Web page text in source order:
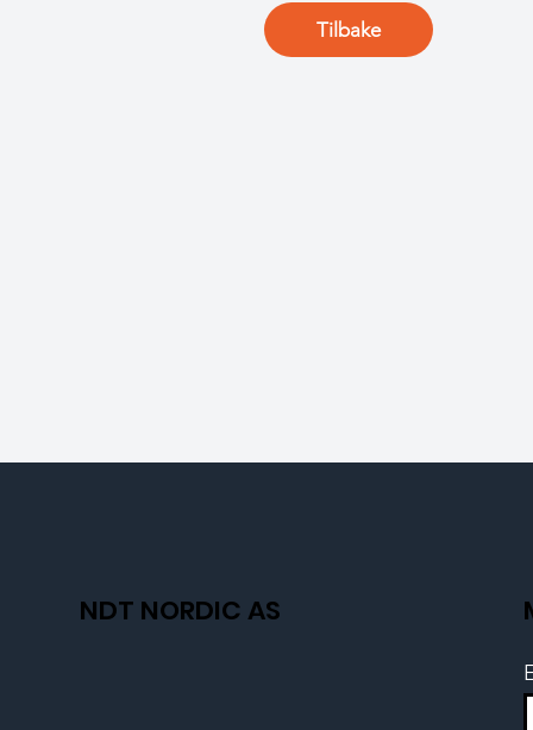
Tilbake
NDT NORDIC AS